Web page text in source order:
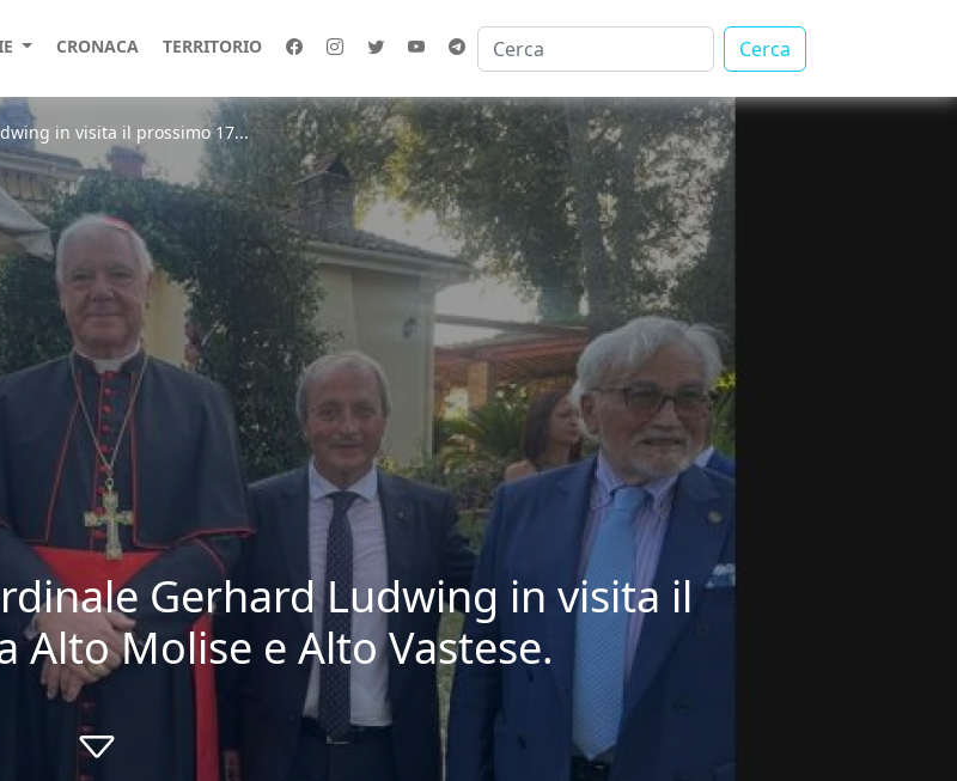
CRONACA TERRITORIO Cerca
in visita il prossimo 17...
Gerhard Ludwing in visita il
Molise e Alto Vastese.